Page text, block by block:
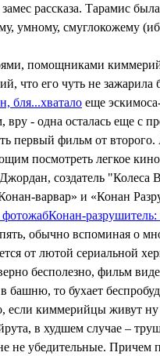
рассказа. Тарамис
умному, смуглокожему
помощниками
что его чуть не
бля...хватало еще
- одна осталась еще с
первый фильм от
посмотреть легкое
создатель "Колеса
варвар» и «Конан
фотожабКонан-
обычно вспоминая о
от лютой сериальной
бесполезно, фильм
башню, то бухает
киммерийцы живут
в худшем случае –
не убедительные. Причем